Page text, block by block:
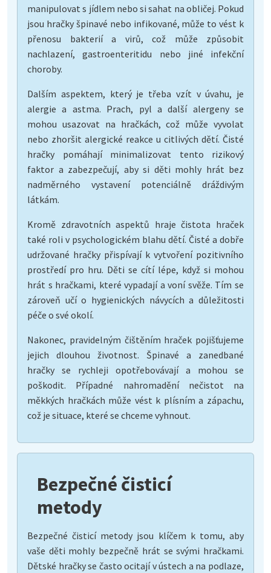
manipulovat s jídlem nebo si sahat na obličej. Pokud
jsou hračky špinavé nebo infikované, může to vést k
přenosu bakterií a virů, což může způsobit
nachlazení, gastroenteritidu nebo jiné infekční
choroby.
Dalším aspektem, který je třeba vzít v úvahu, je
alergie a astma. Prach, pyl a další alergeny se
mohou usazovat na hračkách, což může vyvolat
nebo zhoršit alergické reakce u citlivých dětí. Čisté
hračky pomáhají minimalizovat tento rizikový
faktor a zabezpečují, aby si děti mohly hrát bez
nadměrného vystavení potenciálně dráždivým
látkám.
Kromě zdravotních aspektů hraje čistota hraček
také roli v psychologickém blahu dětí. Čisté a dobře
udržované hračky přispívají k vytvoření pozitivního
prostředí pro hru. Děti se cítí lépe, když si mohou
hrát s hračkami, které vypadají a voní svěže. Tím se
zároveň učí o hygienických návycích a důležitosti
péče o své okolí.
Nakonec, pravidelným čištěním hraček pojišťujeme
jejich dlouhou životnost. Špinavé a zanedbané
hračky se rychleji opotřebovávají a mohou se
poškodit. Případné nahromadění nečistot na
měkkých hračkách může vést k plísním a zápachu,
což je situace, které se chceme vyhnout.
Bezpečné čisticí
metody
Bezpečné čisticí metody jsou klíčem k tomu, aby
vaše děti mohly bezpečně hrát se svými hračkami.
Dětské hračky se často ocitají v ústech a na podlaze,